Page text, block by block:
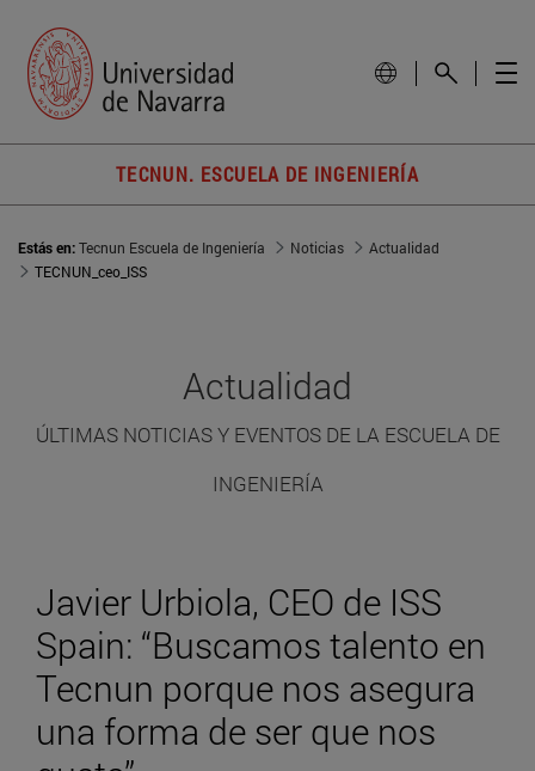
TECNUN. ESCUELA DE INGENIERÍA
Estás en:Tecnun Escuela de Ingeniería Noticias
Actualidad
TECNUN_ceo_ISS
Actualidad
ÚLTIMAS NOTICIAS Y EVENTOS DE LA ESCUELA DE
INGENIERÍA
Javier Urbiola, CEO de ISS
Spain: “Buscamos talento en
Tecnun porque nos asegura
una forma de ser que nos